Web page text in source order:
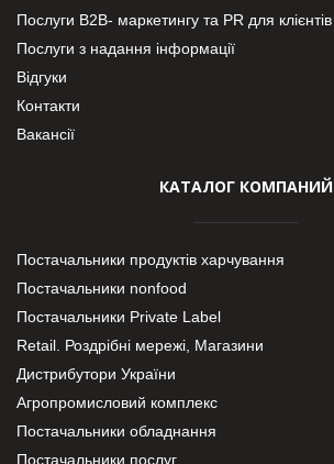
Послуги В2В- маркетингу та PR для клієнтів
Послуги з надання інформації
Відгуки
Контакти
Вакансії
КАТАЛОГ КОМПАНИЙ
Постачальники продуктів харчування
Постачальники nonfood
Постачальники Private Label
Retail. Роздрібні мережі, Магазини
Дистрибутори України
Агропромисловий комплекс
Постачальники обладнання
Постачальники послуг